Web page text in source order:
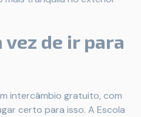
vez de ir para
intercâmbio gratuito, com
certo para isso. A Escola